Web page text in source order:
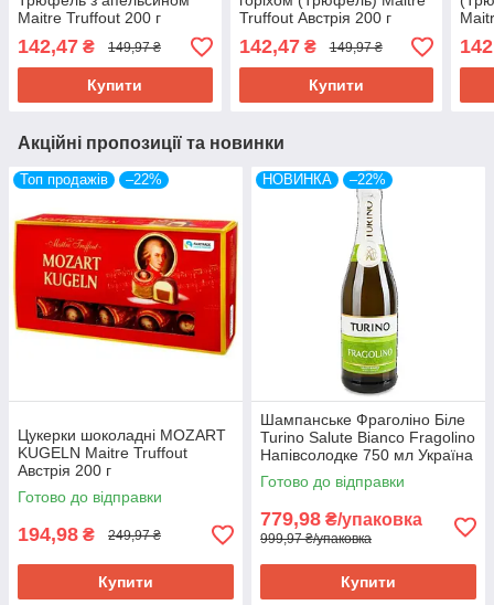
Maitre Truffout 200 г
Австрія
142,47 ₴ 149,97 ₴
Купити
Truffout Австрія 200 г
142,47₴ 149,97 ₴
Купити
г
Акційні пропозиції та новинки
Топ продажів –22%
Цукерки шоколадні MOZART
KUGELN Maitre Truffout
Австрія 200 г
Готово до відправки
194,98 ₴ 249,97 ₴
Купити
НОВИНКА –22%
Шампанське Фраголіно Біле
Turino Salute Bianco Fragolino
Напівсолодке 750 мл Україна
(6 шт/1 ящ)
Готово до відправки
779,98 ₴/упаковка
999,97 ₴/упаковка
Купити